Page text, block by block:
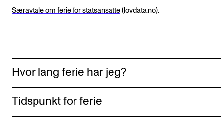
UNDERVISNING OG STUDENTSTØTTE
Eksamen og vitnemål
Utvikling av studieplaner og kurs
Særavtale om ferie for statsansatte (lovdata.no).
Hvor lang ferie har jeg?
Tidspunkt for ferie